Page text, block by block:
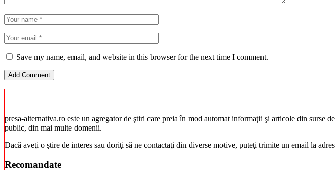
Save my name, email, and website in this browser for the next time I comment.
presa-alternativa.ro este un agregator de ştiri care preia în mod automat informaţii şi articole din
public, din mai multe domenii.
Dacă aveţi o ştire de interes sau doriţi să ne contactaţi din diverse motive, puteţi trimite un email la
Recomandate